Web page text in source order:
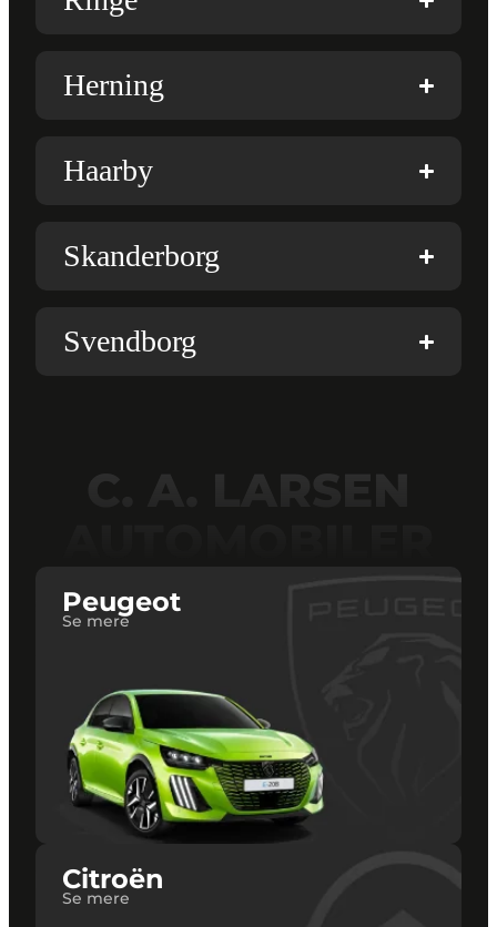
Herning
Haarby
Skanderborg
Svendborg
C. A. LARSEN
Peugeot
Se mere
Citroën
Se mere